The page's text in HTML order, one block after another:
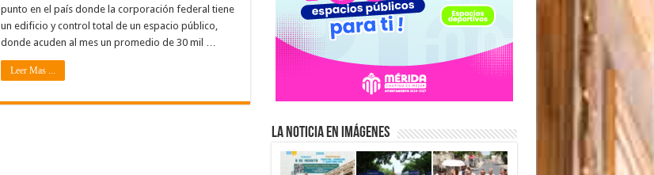
punto en el país donde la corporación federal tiene
un edificio y control total de un espacio público,
donde acuden al mes un promedio de 30 mil …
Leer Mas ...
La Noticia en Imágenes